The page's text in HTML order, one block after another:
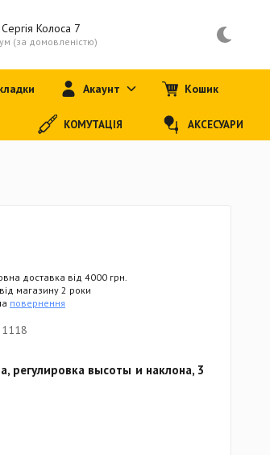
доставка від 4000 грн.
від магазину 2 роки
повернення
регулировка высоты и наклона, 3
Колоса 7
(за домовленістю)
Акаунт Кошик
КОМУТАЦІЯ АКСЕСУАРИ